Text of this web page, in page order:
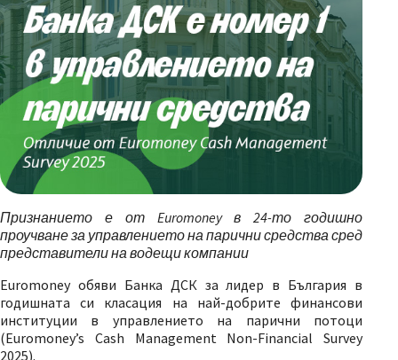
Признанието е от Euromoney в 24-то годишно
проучване за управлението на парични средства сред
представители на водещи компании
Euromonеy обяви Банка ДСК за лидер в България в
годишната си класация на най-добрите финансови
институции в управлението на парични потоци
(Euromoney’s Cash Management Non-Financial Survey
2025).